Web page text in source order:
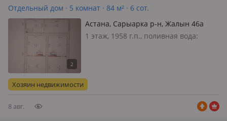
Отдельный дом · 5 комнат · 84 м² · 6 сот.
Астана, Сарыарка р-н, Жалын 46а
1 этаж, 1958 г.п., поливная вода:
Хозяин недвижимости
8 авг.